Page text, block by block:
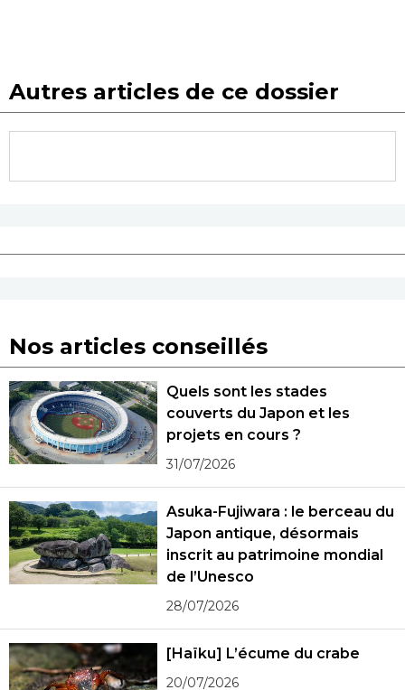
Autres articles de ce dossier
Nos articles conseillés
Quels sont les stades
couverts du Japon et les
projets en cours ?
31/07/2026
Asuka-Fujiwara : le berceau du
Japon antique, désormais
inscrit au patrimoine mondial
de l’Unesco
28/07/2026
[Haïku] L’écume du crabe
20/07/2026